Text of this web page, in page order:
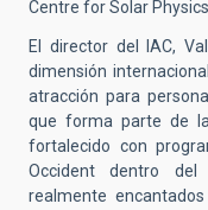
Centre for Solar
El director del IAC,
dimensión
atracción para
que forma parte de
fortalecido con
Occident dentro del
realmente